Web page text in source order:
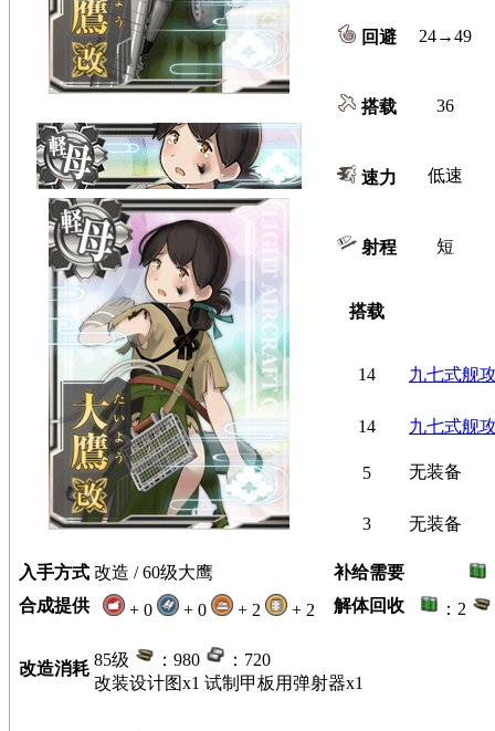
回避 24→49
搭载 36
速力 低速
射程 短
搭载
14 九七式舰
14 九七式舰
5 无装备
3 无装备
入手方式 改造 / 60级大鹰 补给需要
合成提供
+ 0 + 0 + 2 + 2 解体回收 ：2
改造消耗 85级 ：980
：720
改装设计图x1 试制甲板用弹射器x1